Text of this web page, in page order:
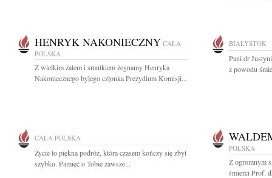
HENRYK NAKONIECZNY CAŁA
POLSKA
Z wielkim żalem i smutkiem żegnamy Henryka
Nakoniecznego byłego członka Prezydium Komisji...
BIAŁYSTOK
Pani dr
z powodu
CAŁA POLSKA
Życie to piękna podróż, która czasem kończy się zbyt
szybko. Pamięć o Tobie zawsze...
POLSKA
Z ogromnym
śmierci Prof.